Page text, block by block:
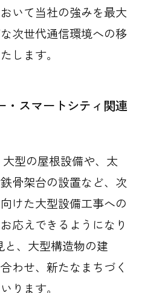
いて当社の強みを最大
次世代通信環境への移
します。
スマートシティ関連
型の屋根設備や、太
骨架台の設置など、次
けた大型設備工事への
応えできるようになり
と、大型構造物の建
わせ、新たなまちづく
ります。